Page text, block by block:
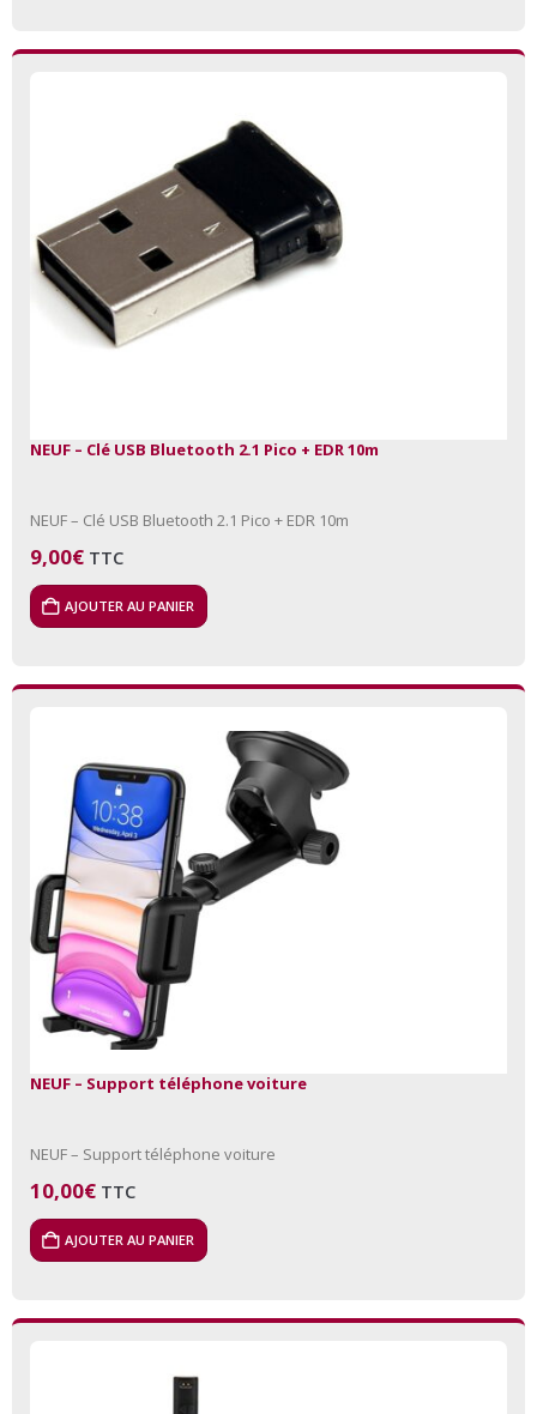
NEUF – Clé USB Bluetooth 2.1 Pico + EDR 10m
NEUF – Clé USB Bluetooth 2.1 Pico + EDR 10m
9,00€ TTC
AJOUTER AU PANIER
NEUF – Support téléphone voiture
NEUF – Support téléphone voiture
10,00€ TTC
AJOUTER AU PANIER